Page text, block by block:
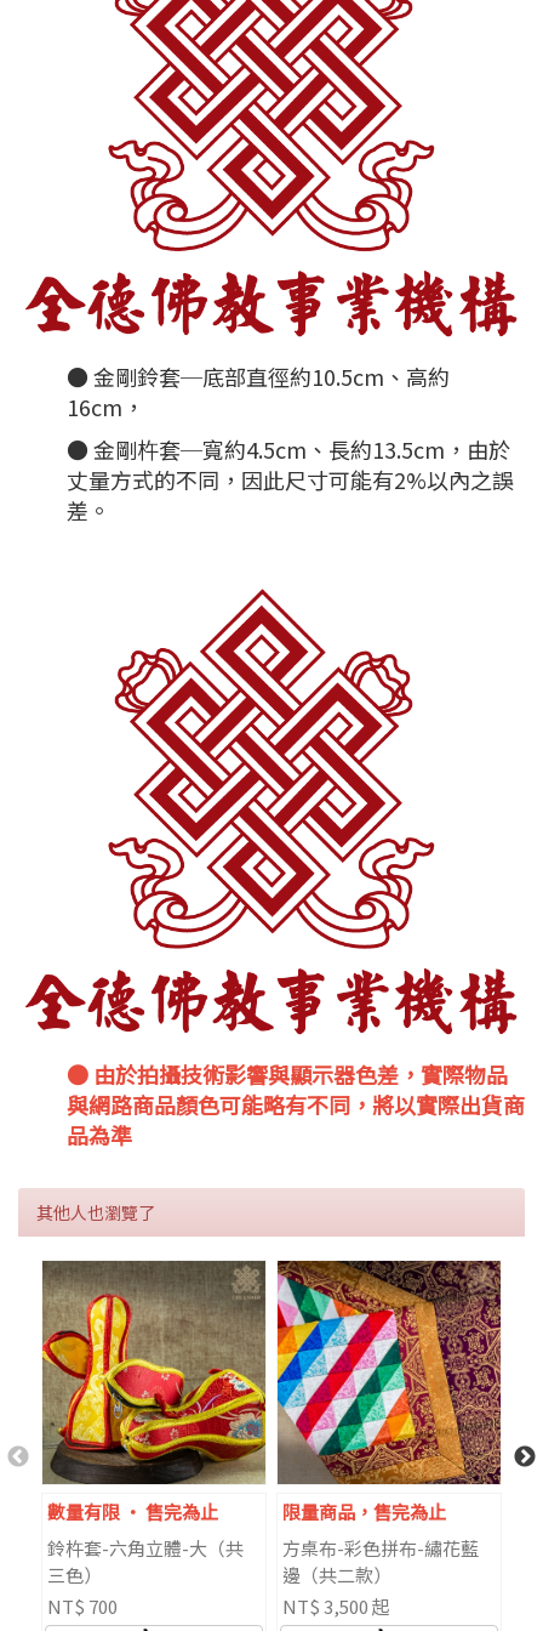
● 金剛鈴套─底部直徑約10.5cm、高約
16cm，
● 金剛杵套─寬約4.5cm、長約13.5cm，由於
丈量方式的不同，因此尺寸可能有2%以內之誤
差。
● 由於拍攝技術影響與顯示器色差，實際物品
與網路商品顏色可能略有不同，將以實際出貨商
品為準
其他人也瀏覽了
數量有限 ‧ 售完為止
鈴杵套-六角立體-大（共
三色）
NT$ 700
限量商品，售完為止
方桌布-彩色拼布-繡花藍
邊（共二款）
NT$ 3,500 起